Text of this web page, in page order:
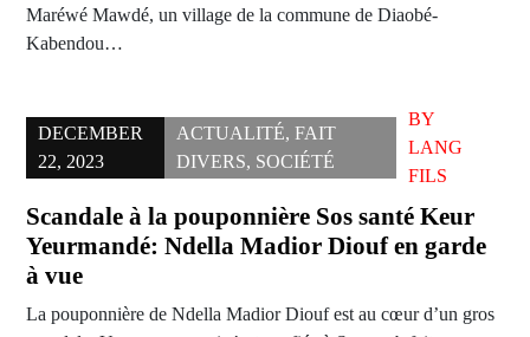
Maréwé Mawdé, un village de la commune de Diaobé-
Kabendou…
DECEMBER
22, 2023
ACTUALITÉ, FAIT
DIVERS, SOCIÉTÉ
BY
LANG
FILS
Scandale à la pouponnière Sos santé Keur
Yeurmandé: Ndella Madior Diouf en garde
à vue
La pouponnière de Ndella Madior Diouf est au cœur d’un gros